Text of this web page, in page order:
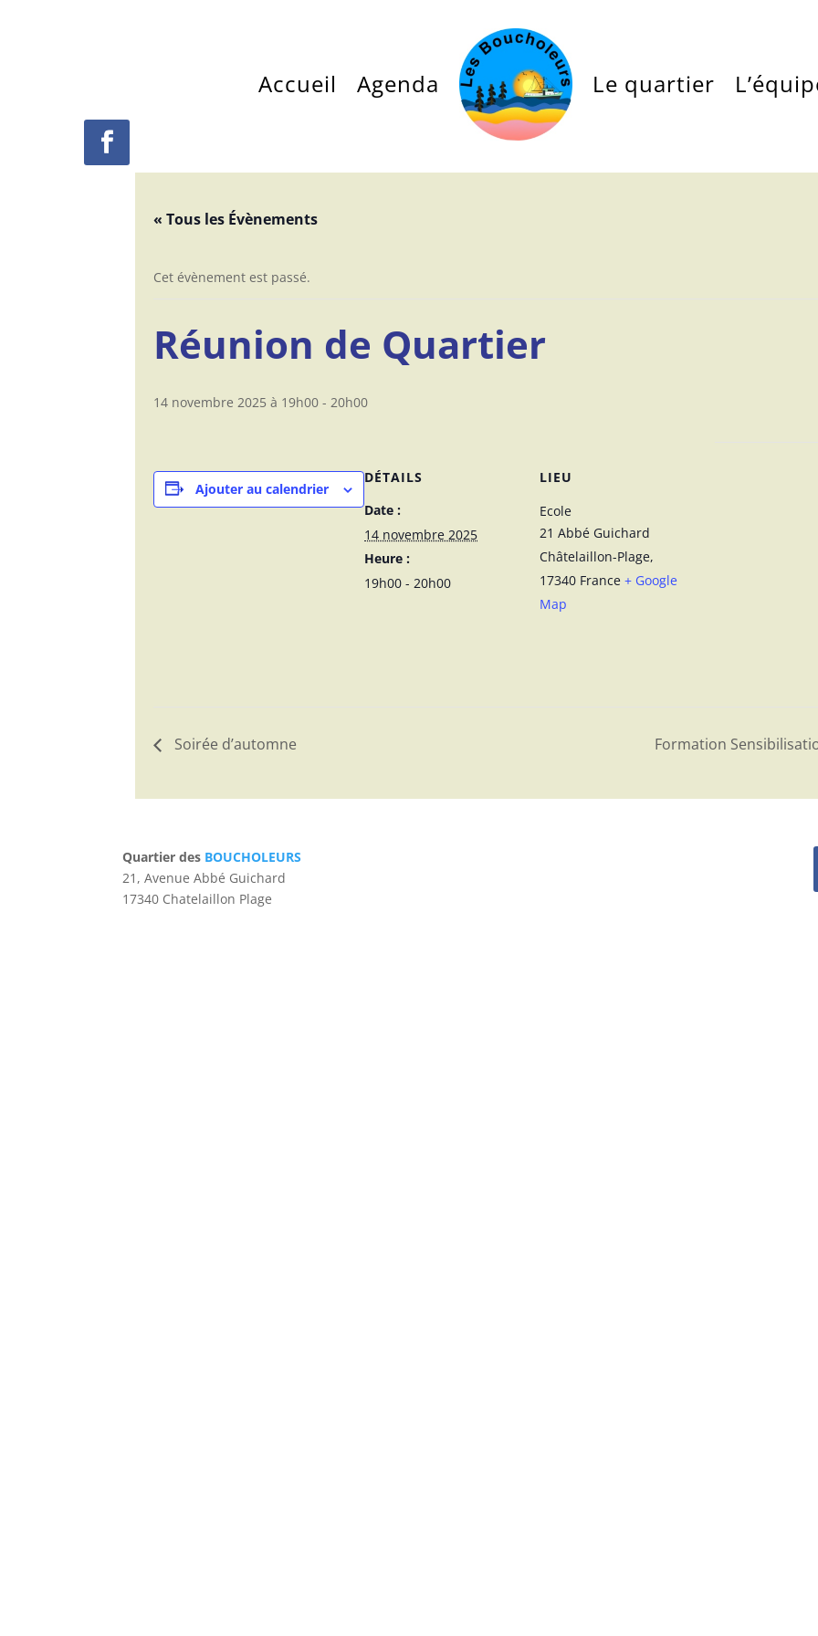
Accueil Agenda Le quartier
« Tous les Évènements
Cet évènement est passé.
Réunion de Quartier
14 novembre 2025 à 19h00 - 20h00
Ajouter au calendrier
DÉTAILS
Date :
14 novembre 2025
Heure :
19h00 - 20h00
LIEU
Ecole
21 Abbé Guichard
Châtelaillon-Plage,
17340 France + Google
Map
Soirée d’automne Formation
Quartier des BOUCHOLEURS
21, Avenue Abbé Guichard
17340 Chatelaillon Plage